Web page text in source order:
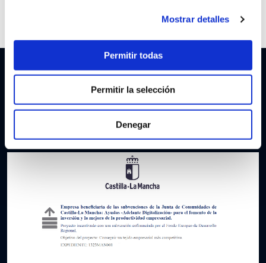
Mostrar detalles
Permitir todas
Permitir la selección
Denegar
Revisar preferencias de cookies|Política de cookies|Política
Aviso legal
Copyright © 2026Opal Machining
La Habanera Producciones